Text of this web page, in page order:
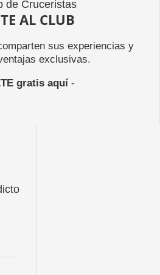
AL CLUB
sus experiencias y
exclusivas.
gratis aquí-